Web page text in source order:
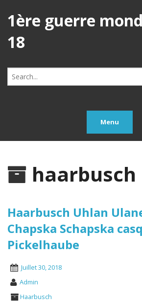
1ère guerre
18
Search
for:
Menu
haarbusch
Haarbusch Uhlan
Chapska Schapska
Pickelhaube
Juillet 30, 2018
Admin
Haarbusch